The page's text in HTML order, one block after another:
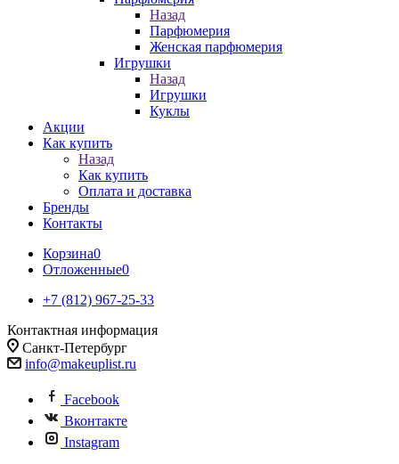
Назад
Парфюмерия
Женская парфюмерия
Игрушки
Назад
Игрушки
Куклы
Акции
Как купить
Назад
Как купить
Оплата и доставка
Бренды
Контакты
Корзина0
Отложенные0
+7 (812) 967-25-33
Контактная информация
Санкт-Петербург
info@makeuplist.ru
Facebook
Вконтакте
Instagram